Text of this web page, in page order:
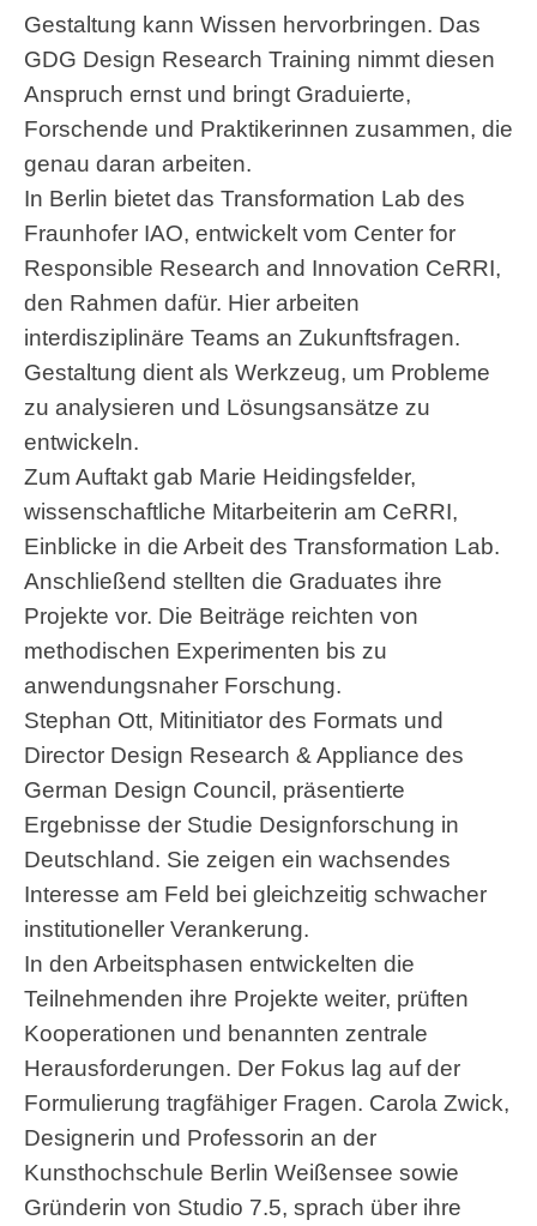
Gestaltung kann Wissen hervorbringen. Das
GDG Design Research Training nimmt diesen
Anspruch ernst und bringt Graduierte,
Forschende und Praktikerinnen zusammen, die
genau daran arbeiten.
In Berlin bietet das Transformation Lab des
Fraunhofer IAO, entwickelt vom Center for
Responsible Research and Innovation CeRRI,
den Rahmen dafür. Hier arbeiten
interdisziplinäre Teams an Zukunftsfragen.
Gestaltung dient als Werkzeug, um Probleme
zu analysieren und Lösungsansätze zu
entwickeln.
Zum Auftakt gab Marie Heidingsfelder,
wissenschaftliche Mitarbeiterin am CeRRI,
Einblicke in die Arbeit des Transformation Lab.
Anschließend stellten die Graduates ihre
Projekte vor. Die Beiträge reichten von
methodischen Experimenten bis zu
anwendungsnaher Forschung.
Stephan Ott, Mitinitiator des Formats und
Director Design Research & Appliance des
German Design Council, präsentierte
Ergebnisse der Studie Designforschung in
Deutschland. Sie zeigen ein wachsendes
Interesse am Feld bei gleichzeitig schwacher
institutioneller Verankerung.
In den Arbeitsphasen entwickelten die
Teilnehmenden ihre Projekte weiter, prüften
Kooperationen und benannten zentrale
Herausforderungen. Der Fokus lag auf der
Formulierung tragfähiger Fragen. Carola Zwick,
Designerin und Professorin an der
Kunsthochschule Berlin Weißensee sowie
Gründerin von Studio 7.5, sprach über ihre